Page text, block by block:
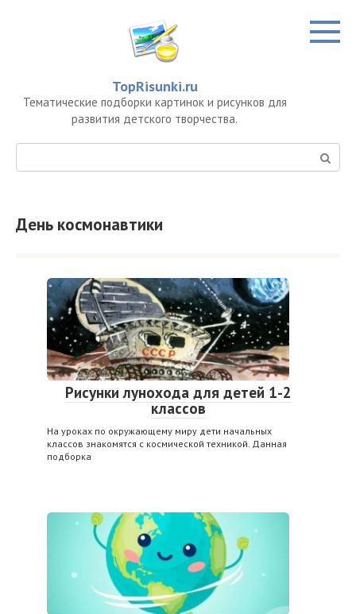
TopRisunki.ru
Тематические подборки картинок и рисунков для
развития детского творчества.
День космонавтики
Рисунки лунохода для детей 1-2
классов
На уроках по окружающему миру дети начальных
классов знакомятся с космической техникой. Данная
подборка